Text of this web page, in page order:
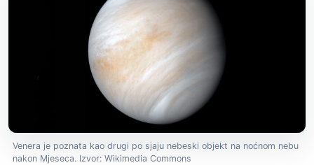
Venera je poznata kao drugi po sjaju nebeski objekt na noćnom nebu
nakon Mjeseca. Izvor: Wikimedia Commons